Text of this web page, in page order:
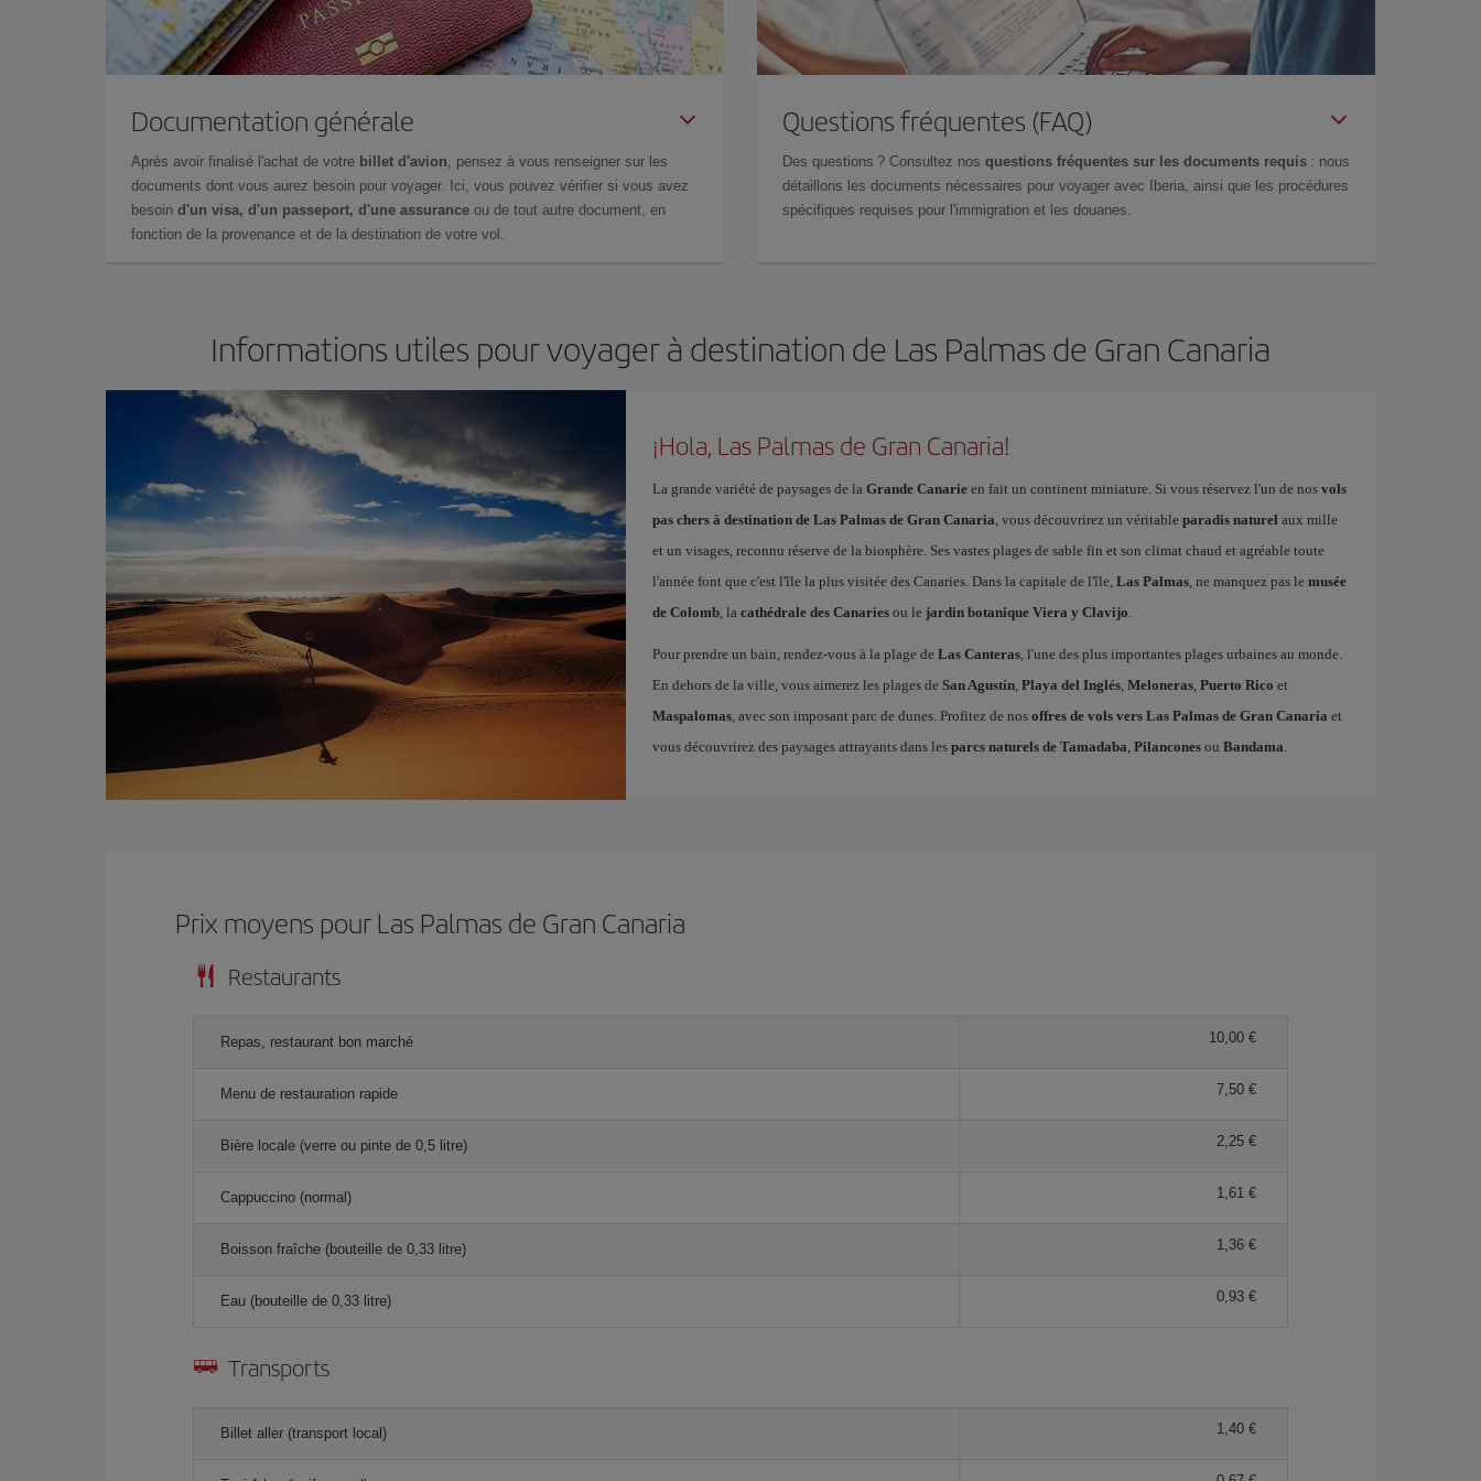
Documentation générale
Après avoir finalisé l'achat de votre billet d'avion, pensez à vous renseigner sur les
documents dont vous aurez besoin pour voyager. Ici, vous pouvez vérifier si vous avez
besoin d'un visa, d'un passeport, d'une assurance ou de tout autre document, en
fonction de la provenance et de la destination de votre vol.
Questions fréquentes (FAQ)
Des questions ? Consultez nos questions fréquentes sur les documents requis : nous
détaillons les documents nécessaires pour voyager avec Iberia, ainsi que les procédures
spécifiques requises pour l'immigration et les douanes.
Informations utiles pour voyager à destination de Las Palmas de Gran Canaria
¡Hola, Las Palmas de Gran Canaria!
La grande variété de paysages de la Grande Canarieen fait un continent miniature. Si vous réservez l'un de nos vols
pas chers à destination de Las Palmas de Gran Canaria, vous découvrirez un véritable paradis naturel aux mille
et un visages, reconnu réserve de la biosphère. Ses vastes plages de sable fin et son climat chaud et agréable toute
l'année font que c'est l'île la plus visitée des Canaries. Dans la capitale de l'île, Las Palmas, ne manquez pas le musée
de Colomb, la cathédrale des Canariesou le jardin botanique Viera y Clavijo.
Pour prendre un bain, rendez-vous à la plage de Las Canteras, l'une des plus importantes plages urbaines au monde.
En dehors de la ville, vous aimerez les plages de San Agustín, Playa del Inglés, Meloneras, Puerto Rico et
Maspalomas, avec son imposant parc de dunes. Profitez de nos offres de vols vers Las Palmas de Gran Canaria et
vous découvrirez des paysages attrayants dans les parcs naturels de Tamadaba, Pilanconesou Bandama.
Prix ​​moyens pour Las Palmas de Gran Canaria
Restaurants
Repas, restaurant bon marché 10,00 €
Menu de restauration rapide 7,50 €
Bière locale (verre ou pinte de 0,5 litre) 2,25 €
Cappuccino (normal) 1,61 €
Boisson fraîche (bouteille de 0,33 litre) 1,36 €
Eau (bouteille de 0,33 litre) 0,93 €
Transports
Billet aller (transport local) 1,40 €